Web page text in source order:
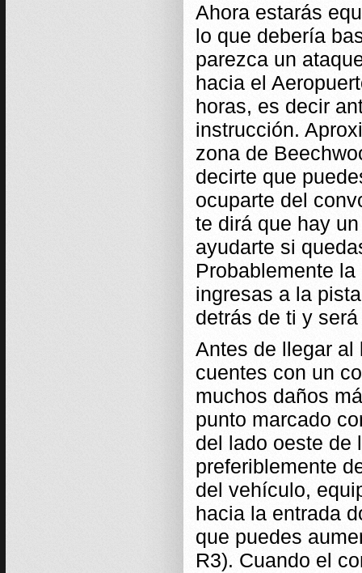
Ahora estarás
lo que debería
parezca un
hacia el
horas, es decir
instrucción.
zona de
decirte que
ocuparte del
te dirá que hay
ayudarte si
Probablemente
ingresas a la
detrás de ti y
Antes de llegar al
cuentes con un
muchos daños
punto marcado
del lado oeste de
preferiblemente
del vehículo,
hacia la entrada
que puedes
R3). Cuando el